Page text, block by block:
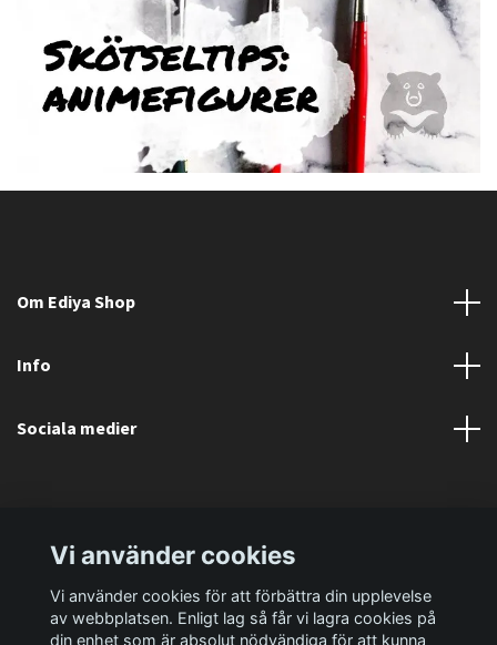
Om Ediya Shop
Info
Sociala medier
Vi använder cookies
Vi använder cookies för att förbättra din upplevelse
av webbplatsen. Enligt lag så får vi lagra cookies på
din enhet som är absolut nödvändiga för att kunna